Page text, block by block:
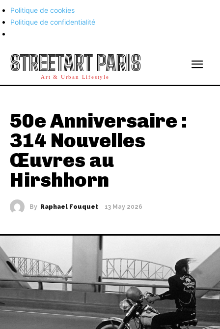
Politique de cookies
Politique de confidentialité
STREETART PARIS
Art & Urban Lifestyle
50e Anniversaire :
314 Nouvelles
Œuvres au
Hirshhorn
By Raphael Fouquet 13 May 2026